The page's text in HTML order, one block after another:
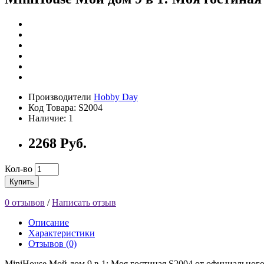
Производители Hobby Day
Код Товара: S2004
Наличие: 1
2268 Руб.
Кол-во
Купить
0 отзывов /Написать отзыв
Описание
Характеристики
Отзывов (0)